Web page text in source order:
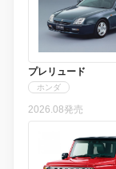
プレリュード
ホンダ
2026.08発売